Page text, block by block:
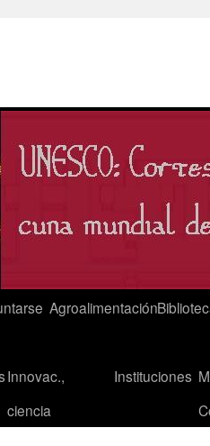
Agroalimentación
Innovac.,
ciencia
Instituciones